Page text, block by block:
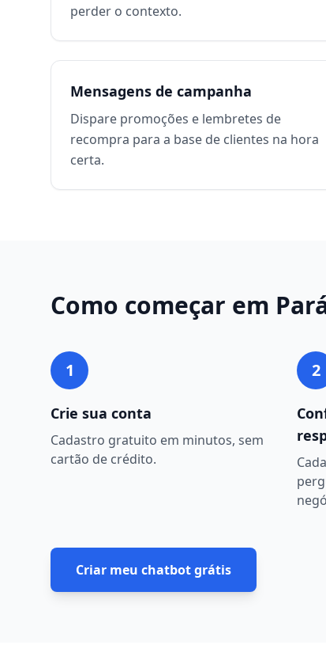
perder o contexto.
Mensagens de campanha
Dispare promoções e lembretes de
recompra para a base de clientes na hora
certa.
Como começar em
1
Crie sua conta
Cadastro gratuito em minutos, sem
cartão de crédito.
2
Criar meu chatbot grátis